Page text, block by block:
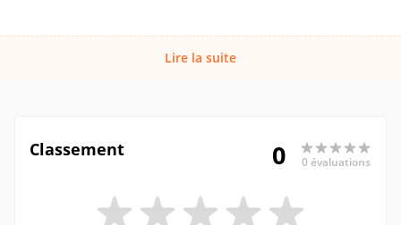
Lire la suite
Classement 0 0 évaluations